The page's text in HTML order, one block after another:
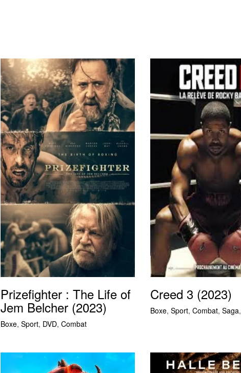
Prizefighter : The Life of
Jem Belcher (2023)
Boxe, Sport, DVD, Combat
Creed 3 (2023)
Boxe, Sport, Combat, Saga,